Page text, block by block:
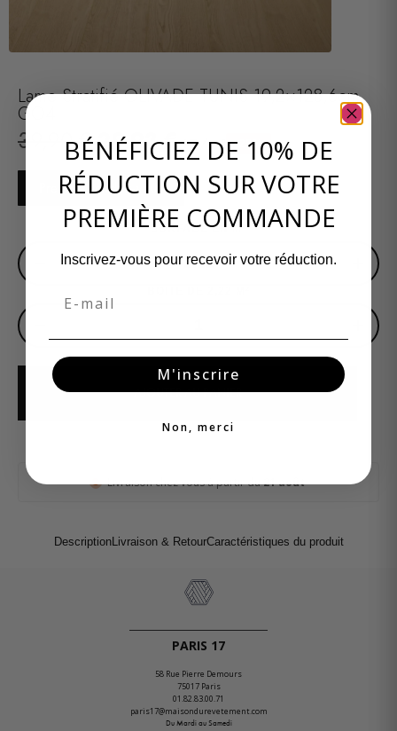
Lame Stratifié OLIVADE TUNIS 19,2×128,6cm
GO4
39,90€29,93€ HT / M² -25%
Prendre rendez-vous
SURFACE EN M²
AJOUTER AU PANIER
Livraison chez vous à partir du21 août
DescriptionLivraison & RetourCaractéristiques du produit
PARIS 17
58 Rue Pierre Demours
75017 Paris
01.82.83.00.71
paris17@maisondurevetement.com
Du Mardi au Samedi
BÉNÉFICIEZ DE 10% DE
RÉDUCTION SUR VOTRE
PREMIÈRE COMMANDE
Inscrivez-vous pour recevoir votre réduction.
Email
M'inscrire
Non, merci